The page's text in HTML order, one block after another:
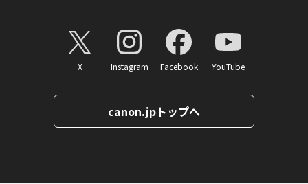
X Instagram Facebook YouTube
canon.jpトップへ